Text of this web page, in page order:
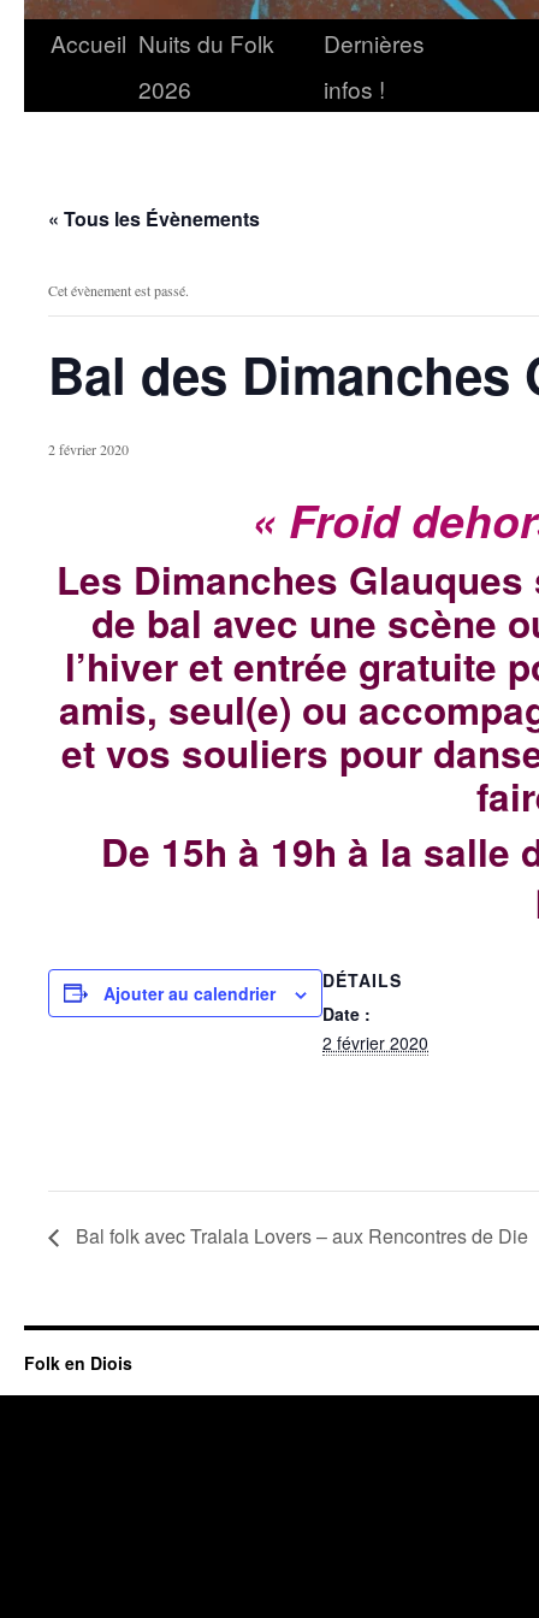
Accueil Nuits du Folk
2026
Dernières
infos !
« Tous les Évènements
Cet évènement est passé.
Bal des Dimanches
2 février 2020
« Froid
Les Dimanches
de bal avec une scène
l’hiver et entrée gratuite
amis, seul(e) ou
et vos souliers pour
De 15h à 19h à la salle
Ajouter au calendrier
DÉTAILS
Date :
2 février 2020
Bal folk avec Tralala Lovers – aux Rencontres de Die
Folk en Diois